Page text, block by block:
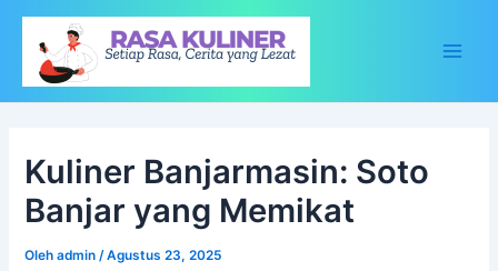
Lewati
konten
Kuliner Banjarmasin: Soto
Banjar yang Memikat
Olehadmin/Agustus 23, 2025